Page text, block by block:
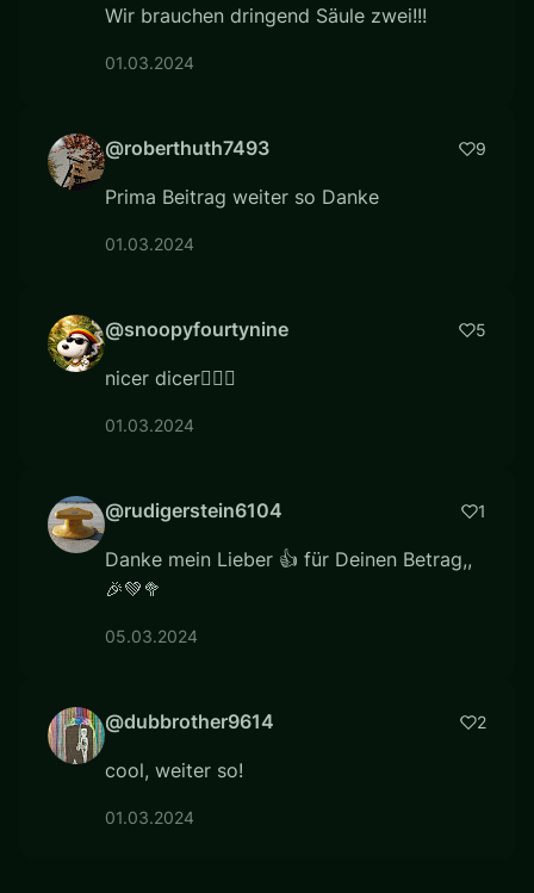
Wir brauchen dringend Säule zwei!!!
01.03.2024
@roberthuth7493 9
Prima Beitrag weiter so Danke
01.03.2024
@snoopyfourtynine 5
nicer dicer👍🏻💚
01.03.2024
@rudigerstein6104 1
Danke mein Lieber 👍 für Deinen Betrag,,
🎉💚🥦
05.03.2024
@dubbrother9614 2
cool, weiter so!
01.03.2024